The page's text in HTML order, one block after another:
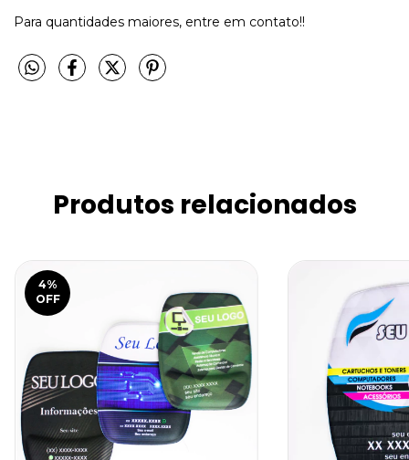
Para quantidades maiores, entre em contato!!
Produtos relacionados
4%
OFF